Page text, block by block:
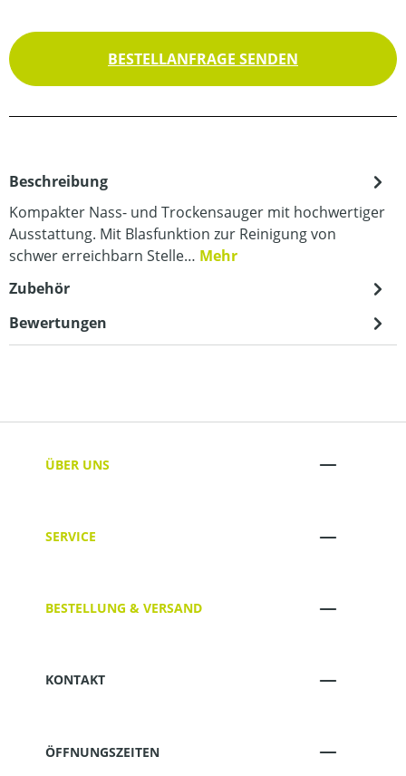
BESTELLANFRAGE SENDEN
Beschreibung
Kompakter Nass- und Trockensauger mit hochwertiger
Ausstattung. Mit Blasfunktion zur Reinigung von
schwer erreichbarn Stelle… Mehr
Zubehör
Bewertungen
ÜBER UNS
SERVICE
BESTELLUNG & VERSAND
KONTAKT
ÖFFNUNGSZEITEN